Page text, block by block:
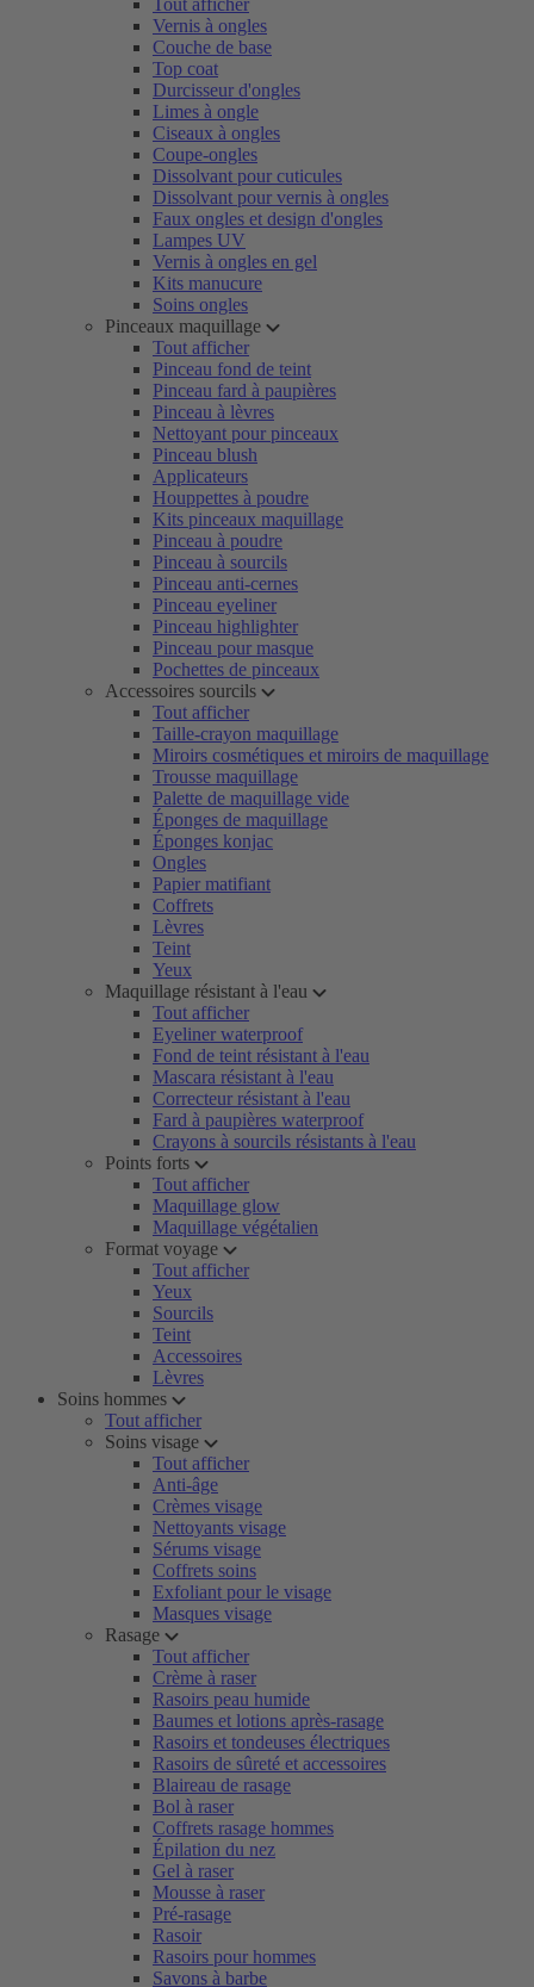
Tout afficher
Vernis à ongles
Couche de base
Top coat
Durcisseur d'ongles
Limes à ongle
Ciseaux à ongles
Coupe-ongles
Dissolvant pour cuticules
Dissolvant pour vernis à ongles
Faux ongles et design d'ongles
Lampes UV
Vernis à ongles en gel
Kits manucure
Soins ongles
Pinceaux maquillage
Tout afficher
Pinceau fond de teint
Pinceau fard à paupières
Pinceau à lèvres
Nettoyant pour pinceaux
Pinceau blush
Applicateurs
Houppettes à poudre
Kits pinceaux maquillage
Pinceau à poudre
Pinceau à sourcils
Pinceau anti-cernes
Pinceau eyeliner
Pinceau highlighter
Pinceau pour masque
Pochettes de pinceaux
Accessoires sourcils
Tout afficher
Taille-crayon maquillage
Miroirs cosmétiques et miroirs de maquillage
Trousse maquillage
Palette de maquillage vide
Éponges de maquillage
Éponges konjac
Ongles
Papier matifiant
Coffrets
Lèvres
Teint
Yeux
Maquillage résistant à l'eau
Tout afficher
Eyeliner waterproof
Fond de teint résistant à l'eau
Mascara résistant à l'eau
Correcteur résistant à l'eau
Fard à paupières waterproof
Crayons à sourcils résistants à l'eau
Points forts
Tout afficher
Maquillage glow
Maquillage végétalien
Format voyage
Tout afficher
Yeux
Sourcils
Teint
Accessoires
Lèvres
Soins hommes
Tout afficher
Soins visage
Tout afficher
Anti-âge
Crèmes visage
Nettoyants visage
Sérums visage
Coffrets soins
Exfoliant pour le visage
Masques visage
Rasage
Tout afficher
Crème à raser
Rasoirs peau humide
Baumes et lotions après-rasage
Rasoirs et tondeuses électriques
Rasoirs de sûreté et accessoires
Blaireau de rasage
Bol à raser
Coffrets rasage hommes
Épilation du nez
Gel à raser
Mousse à raser
Pré-rasage
Rasoir
Rasoirs pour hommes
Savons à barbe